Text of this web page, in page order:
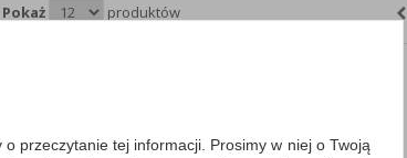
Pokaż produktów
przeczytanie tej informacji. Prosimy w niej o Twoją